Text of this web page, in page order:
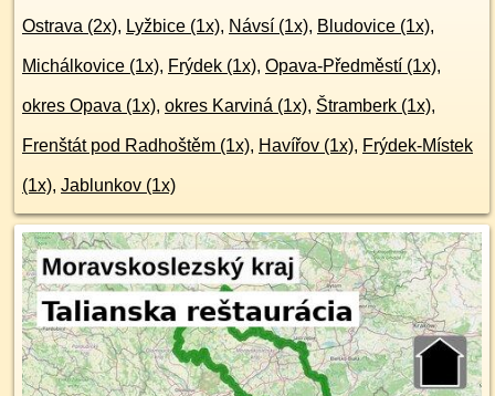
Ostrava (2x), Lyžbice (1x), Návsí (1x), Bludovice (1x),
Michálkovice (1x), Frýdek (1x), Opava-Předměstí (1x),
okres Opava (1x), okres Karviná (1x), Štramberk (1x),
Frenštát pod Radhoštěm (1x), Havířov (1x), Frýdek-Místek
(1x), Jablunkov (1x)